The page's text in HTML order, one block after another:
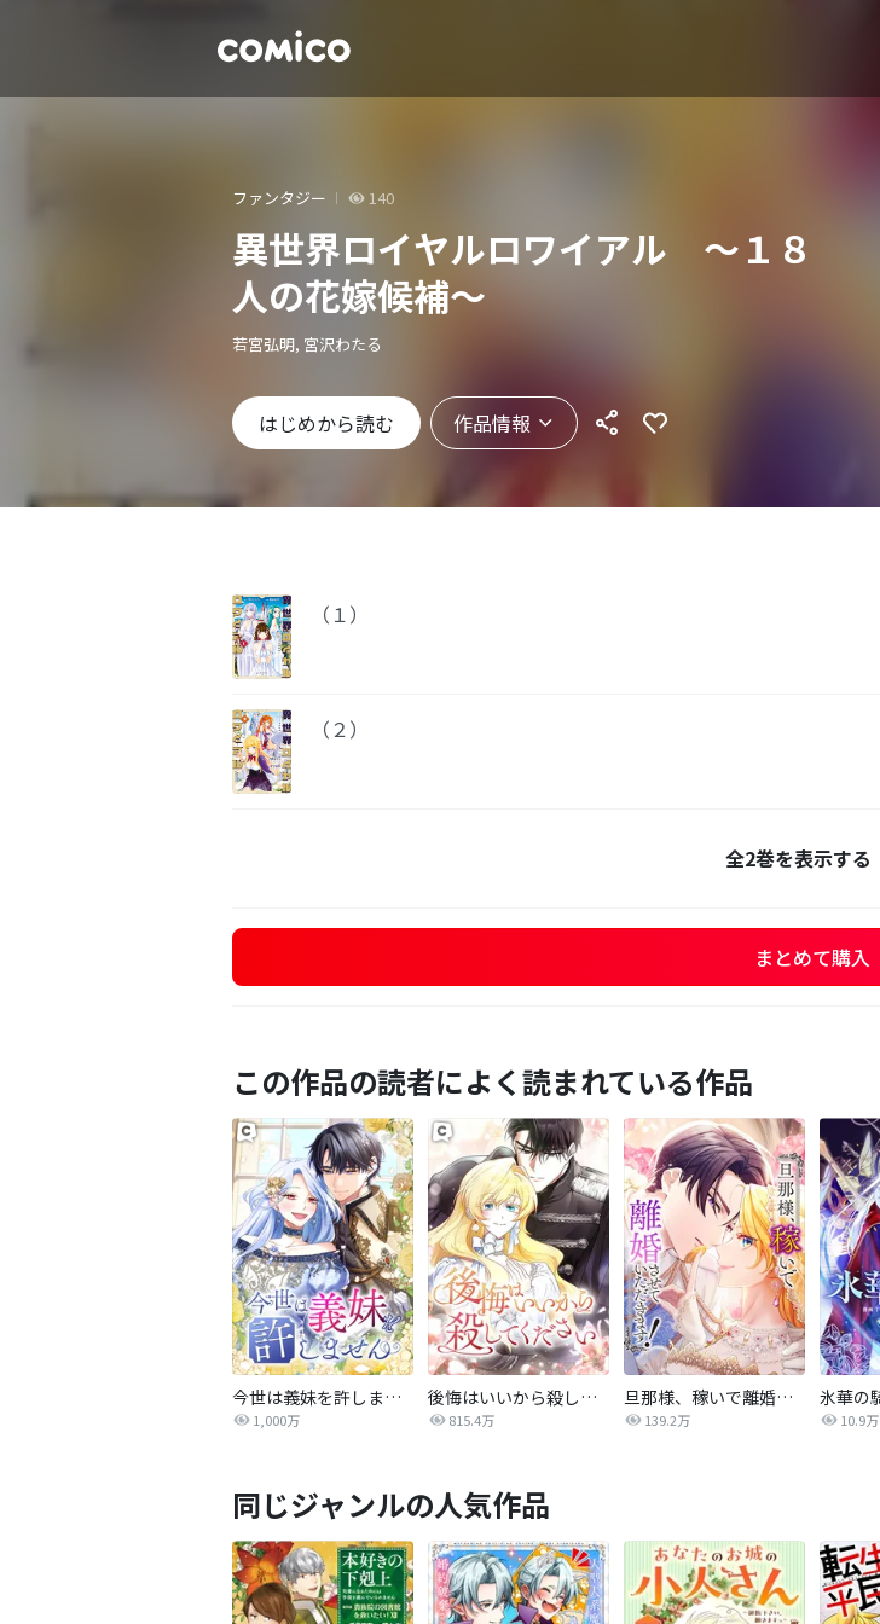
ファンタジー 140
異世界ロイヤルロワイアル ～１８
人の花嫁候補～
若宮弘明, 宮沢わたる
はじめから読む 作品情報
（１）
（２）
全2巻を表示する
まとめて購入
この作品の読者によく読まれている作品
今世は義妹を許しません
1,000万
後悔はいいから殺してください
815.4万
旦那様、稼いで離婚させていただきます！
139.2万 10.9万
同じジャンルの人気作品